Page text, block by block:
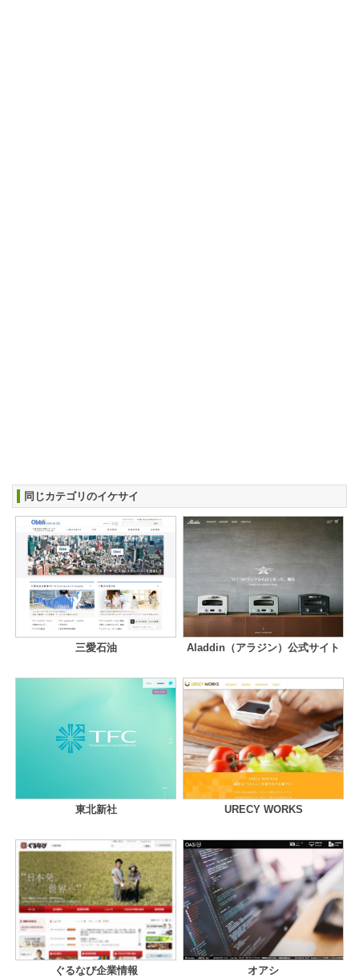
同じカテゴリのイケサイ
三愛石油 Aladdin（アラジン）公式サイト
東北新社 URECY WORKS
ぐるなび企業情報 オアシ